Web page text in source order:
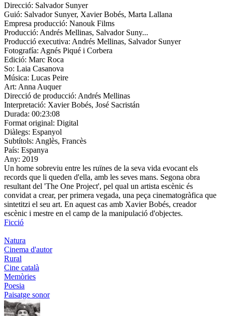
Direcció: Salvador Sunyer
Guió: Salvador Sunyer, Xavier Bobés, Marta Lallana
Empresa producció: Nanouk Films
Producció: Andrés Mellinas, Salvador Suny...
Producció executiva: Andrés Mellinas, Salvador Sunyer
Fotografía: Agnés Piqué i Corbera
Edició: Marc Roca
So: Laia Casanova
Música: Lucas Peire
Art: Anna Auquer
Direcció de producció: Andrés Mellinas
Interpretació: Xavier Bobés, José Sacristán
Durada: 00:23:08
Format original: Digital
Diàlegs: Espanyol
Subtítols: Anglès, Francès
País: Espanya
Any: 2019
Un home sobreviu entre les ruïnes de la seva vida evocant els
records que li queden d'ella, amb les seves mans. Segona obra
resultant del 'The One Project', pel qual un artista escènic és
convidat a crear, per primera vegada, una peça cinematogràfica que
sintetitzi el seu art. En aquest cas amb Xavier Bobés, creador
escènic i mestre en el camp de la manipulació d'objectes.
Ficció
Natura
Cinema d'autor
Rural
Cine català
Memòries
Poesia
Paisatge sonor